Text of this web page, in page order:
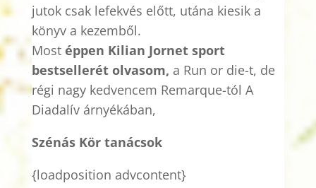
jutok csak lefekvés előtt, utána kiesik a
könyv a kezemből.
Most éppen Kilian Jornet sport
bestsellerét olvasom, a Run or die-t, de
régi nagy kedvencem Remarque-tól A
Diadalív árnyékában,
Szénás Kör tanácsok
{loadposition advcontent}